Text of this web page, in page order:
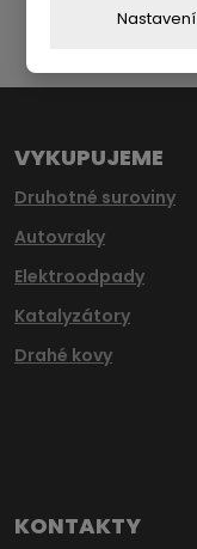
Formulář
nepodařilo
VYKUPUJEME
Druhotné suroviny
Autovraky
Elektroodpady
Katalyzátory
Drahé kovy
KONTAKTY
Nastavení